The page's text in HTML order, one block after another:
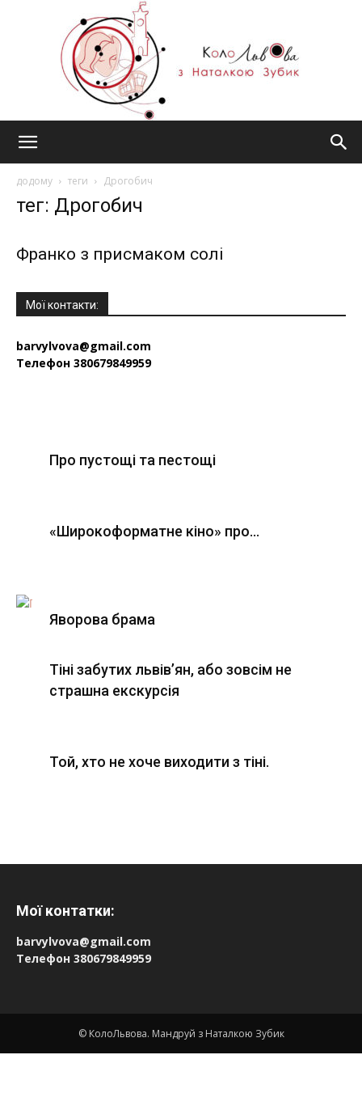
додому
теги Дрогобич
тег: Дрогобич
Франко з присмаком солі
Мої контакти:
barvylvova@gmail.com
Телефон 380679849959
Про пустощі та пестощі
«Широкоформатне кіно» про…
Яворова брама
Тіні забутих львів’ян, або зовсім не
страшна екскурсія
Той, хто не хоче виходити з тіні.
Мої контатки:
barvylvova@gmail.com
Телефон 380679849959
© КолоЛьвова. Мандруй з Наталкою Зубик